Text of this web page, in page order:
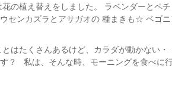
花の植え替えをしました。 ラベンダーとペ
センカズラとアサガオの 種まきも☆ ベゴ
とはたくさんあるけど、カラダが動かない・
？ 私は、そんな時、モーニングを食べに行